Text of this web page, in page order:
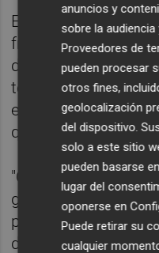
El Valencia Basket,
frente, es uno de
de la Liga Endesa y
todos los títulos.
espera a los
que el Palacio se
"Quiero que se
gesta", dijo para
plan de partido es
dar el 100% en
anuncios y
sobre la
Proveedores de
pueden procesar
otros fines,
geolocalización
del dispositivo.
solo a este sitio
pueden basarse
lugar del
oponerse en
Puede retirar su
cualquier